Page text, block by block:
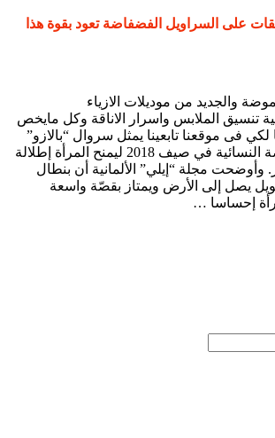
على السراويل الفضفاضة تعود بقوة هذا
والجديد من موديلات الازياء
تنسيق الملابس واسرار الاناقة وكل مايخص
لكي فى موقعنا تابعينا يمثل سروال “بالازو”
(Palazzo) نجم الموضة النسائية في صيف 2018 ليمنح المرأة إطلالة
وأوضحت مجلة “إيلي” الألمانية أن بنطال
يصل إلى الأرض ويمتاز بقصّة واسعة
إحساسا …